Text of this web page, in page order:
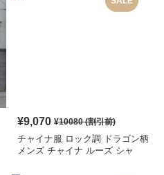
¥9,070 ¥10080(割引前)
チャイナ服 ロック調 ドラゴン柄
メンズ チャイナ ルーズ シャ